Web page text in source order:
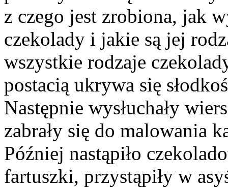
z czego jest zrobiona, jak
czekolady i jakie są jej
wszystkie rodzaje
postacią ukrywa się
Następnie wysłuchały
zabrały się do malowania
Później nastąpiło
fartuszki, przystąpiły w